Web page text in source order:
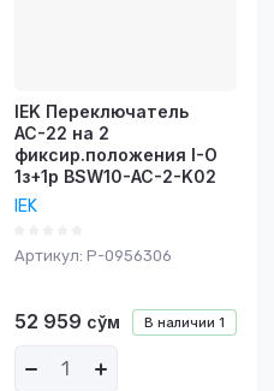
IEK Переключатель
АС-22 на 2
фиксир.положения I-O
1з+1р BSW10-AC-2-K02
IEK
Артикул: P-0956306
В наличии 1
52 959 сўм